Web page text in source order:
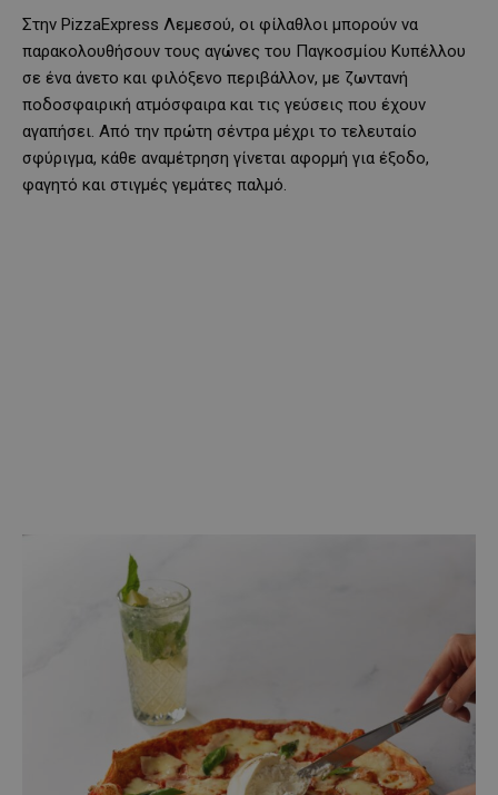
Στην PizzaExpress Λεμεσού, οι φίλαθλοι μπορούν να
παρακολουθήσουν τους αγώνες του Παγκοσμίου Κυπέλλου
σε ένα άνετο και φιλόξενο περιβάλλον, με ζωντανή
ποδοσφαιρική ατμόσφαιρα και τις γεύσεις που έχουν
αγαπήσει. Από την πρώτη σέντρα μέχρι το τελευταίο
σφύριγμα, κάθε αναμέτρηση γίνεται αφορμή για έξοδο,
φαγητό και στιγμές γεμάτες παλμό.